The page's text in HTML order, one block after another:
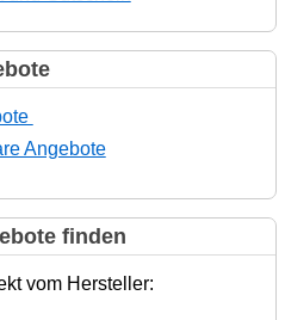
Angebote
finden
vom Hersteller: